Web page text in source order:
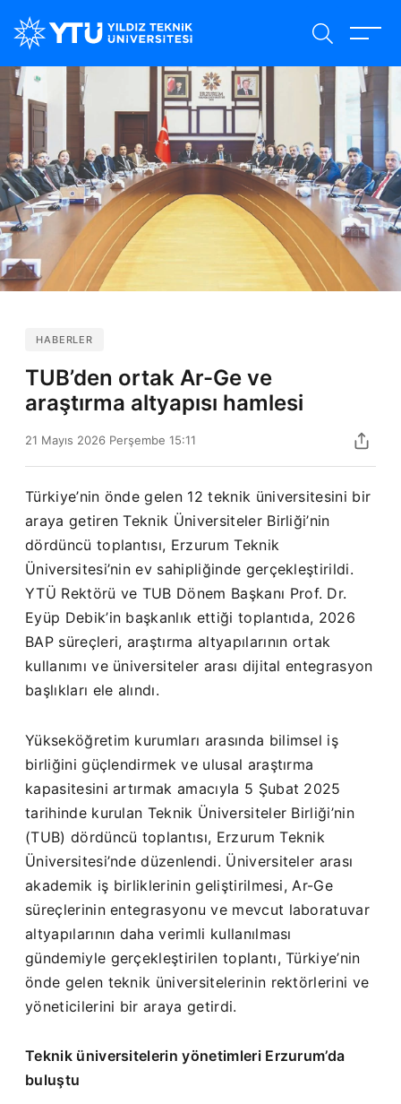
içeriğe
HABERLER
TUB’den ortak Ar-Ge ve
araştırma altyapısı hamlesi
21 Mayıs 2026 Perşembe 15:11
Türkiye’nin önde gelen 12 teknik üniversitesini bir
araya getiren Teknik Üniversiteler Birliği’nin
dördüncü toplantısı, Erzurum Teknik
Üniversitesi’nin ev sahipliğinde gerçekleştirildi.
YTÜ Rektörü ve TUB Dönem Başkanı Prof. Dr.
Eyüp Debik’in başkanlık ettiği toplantıda, 2026
BAP süreçleri, araştırma altyapılarının ortak
kullanımı ve üniversiteler arası dijital entegrasyon
başlıkları ele alındı.
Yükseköğretim kurumları arasında bilimsel iş
birliğini güçlendirmek ve ulusal araştırma
kapasitesini artırmak amacıyla 5 Şubat 2025
tarihinde kurulan Teknik Üniversiteler Birliği’nin
(TUB) dördüncü toplantısı, Erzurum Teknik
Üniversitesi’nde düzenlendi. Üniversiteler arası
akademik iş birliklerinin geliştirilmesi, Ar-Ge
süreçlerinin entegrasyonu ve mevcut laboratuvar
altyapılarının daha verimli kullanılması
gündemiyle gerçekleştirilen toplantı, Türkiye’nin
önde gelen teknik üniversitelerinin rektörlerini ve
yöneticilerini bir araya getirdi.
Teknik üniversitelerin yönetimleri Erzurum’da
buluştu